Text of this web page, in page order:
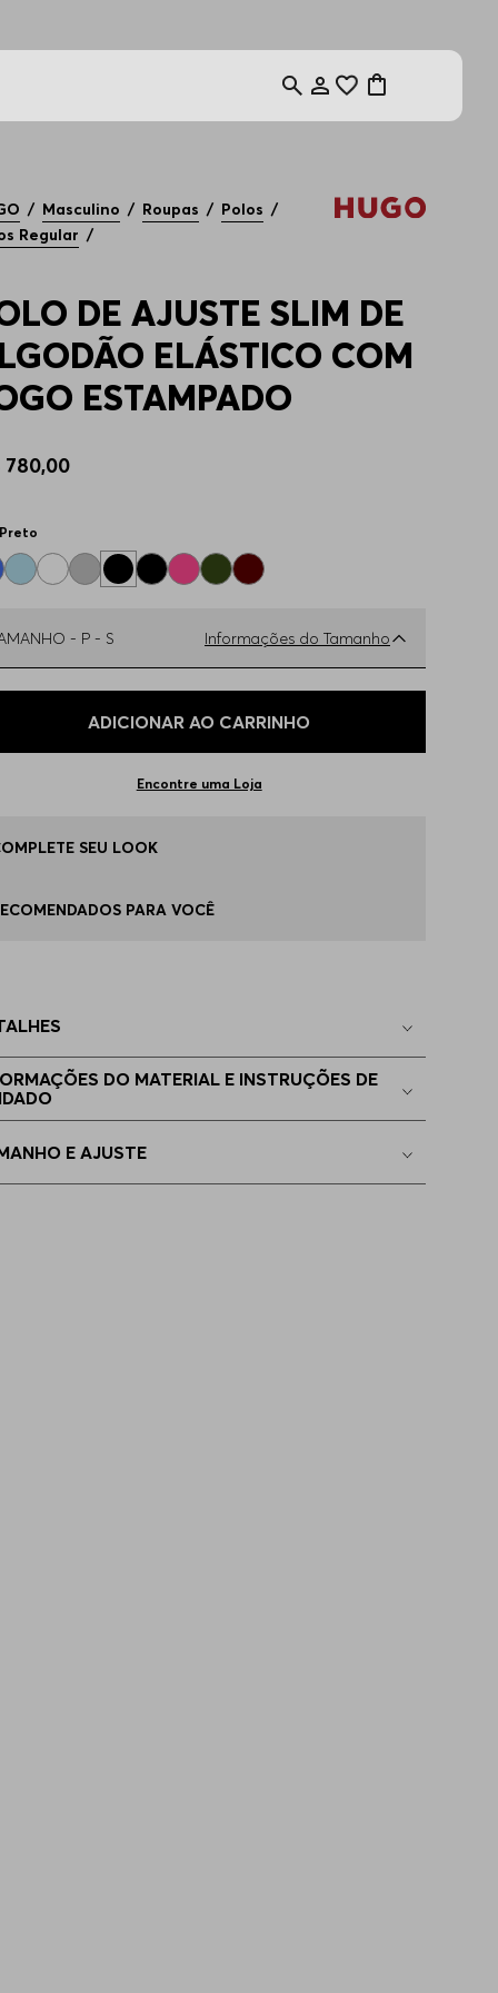
Masculino Roupas
Polos
Regular
DE AJUSTE SLIM DE
ELÁSTICO COM
ESTAMPADO
780,00
Preto
- P - S Informações do Tamanho
- L
- XL
ADICIONAR AO CARRINHO
Encontre uma Loja
SEU LOOK
PARA VOCÊ
DO MATERIAL E INSTRUÇÕES DE
E AJUSTE